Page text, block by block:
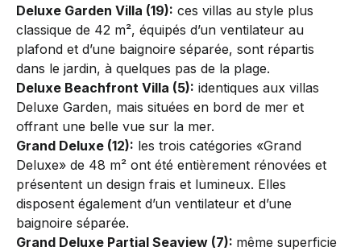
Deluxe Garden Villa (19): ces villas au style plus
classique de 42 m², équipés d’un ventilateur au
plafond et d’une baignoire séparée, sont répartis
dans le jardin, à quelques pas de la plage.
Deluxe Beachfront Villa (5): identiques aux villas
Deluxe Garden, mais situées en bord de mer et
offrant une belle vue sur la mer.
Grand Deluxe (12): les trois catégories «Grand
Deluxe» de 48 m² ont été entièrement rénovées et
présentent un design frais et lumineux. Elles
disposent également d’un ventilateur et d’une
baignoire séparée.
Grand Deluxe Partial Seaview (7): même superficie